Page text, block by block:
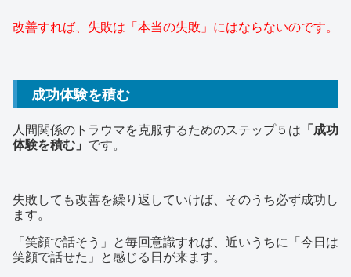
改善すれば、失敗は「本当の失敗」にはならないのです。
成功体験を積む
人間関係のトラウマを克服するためのステップ５は 「成功
体験を積む」 です。
失敗しても改善を繰り返していけば、そのうち必ず成功し
ます。
「笑顔で話そう」と毎回意識すれば、近いうちに「今日は
笑顔で話せた」と感じる日が来ます。